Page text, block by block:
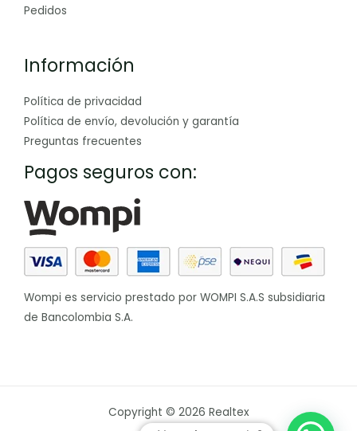
Pedidos
Información
Política de privacidad
Política de envío, devolución y garantía
Preguntas frecuentes
Pagos seguros con:
Wompi es servicio prestado por WOMPI S.A.S subsidiaria
de Bancolombia S.A.
Copyright © 2026 Realtex